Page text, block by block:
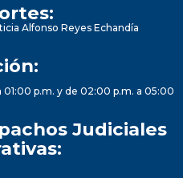
Alfonso Reyes Echandía
p.m. y de 02:00 p.m. a 05:00
Judiciales